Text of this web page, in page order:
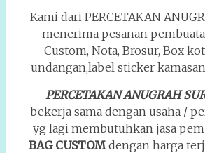
Kami dari PERCETAKAN
menerima pesanan
Custom, Nota, Brosur, Box
undangan,label sticker
PERCETAKAN ANUGRAH
bekerja sama dengan usaha /
yg lagi membutuhkan jasa
BAG CUSTOMdengan harga